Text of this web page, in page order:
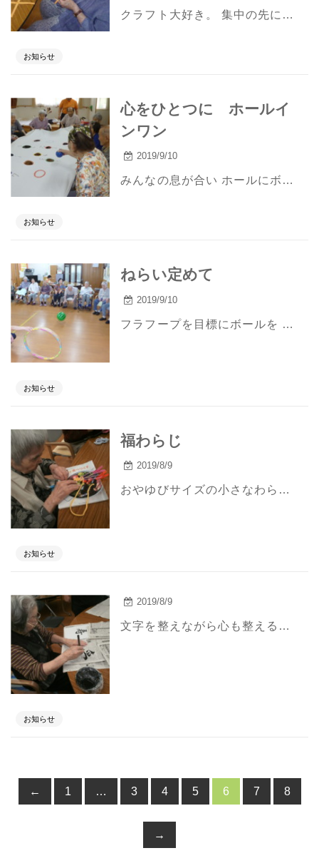
クラフト大好き。 集中の先には 世界に一つの自信作が生まれます。 季節を感じ 可能性も感じるひと時です。
お知らせ
心をひとつに ホールイ
ンワン
2019/9/10
みんなの息が合い ホールにボールが吸い込まれます。 難易度が高いゲームでも 大歓声。 四肢を使い 心肺機能も全開です。
お知らせ
ねらい定めて
2019/9/10
フラフープを目標にボールを 転がす 蹴る 投げる。 小さなボールから徐々にバランスボールまでのラインナップ。 あくまで打ち勝つのは自分自身です。
お知らせ
福わらじ
2019/8/9
おやゆびサイズの小さなわらじが大きな幸せを運んでくれることを願って楽しく編んでいます。
お知らせ
2019/8/9
文字を整えながら心も整える。練習にも熱がはいり何枚も何枚も。最高の書のために。
お知らせ
← 1 … 3 4 5 6 7 8
→